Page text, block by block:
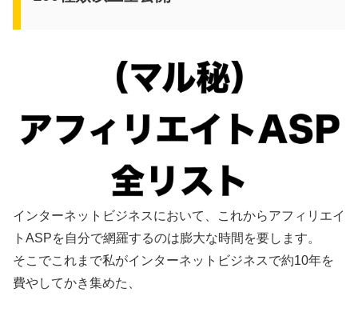
インターネットビジネスにおいて、これからアフィリエイ
トASPを自分で網羅するのは膨大な時間を要します。
そこでこれまで私がインターネットビジネスで約10年を
費やしてかき集めた、